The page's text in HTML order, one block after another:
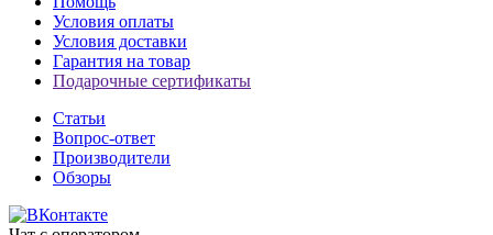
Условия оплаты
Условия доставки
Гарантия на товар
Подарочные сертификаты
Статьи
Вопрос-ответ
Производители
Обзоры